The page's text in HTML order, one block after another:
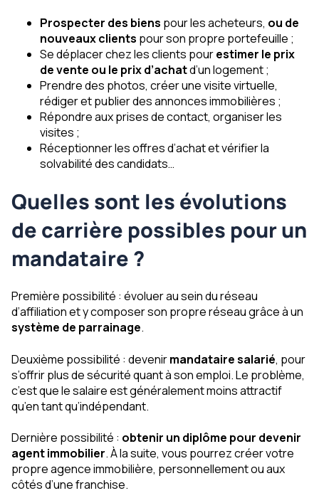
Prospecter des biens pour les acheteurs, ou de
nouveaux clients pour son propre portefeuille ;
Se déplacer chez les clients pourestimer le prix
de vente ou le prix d’achatd’un logement ;
Prendre des photos, créer une visite virtuelle,
rédiger et publier des annonces immobilières ;
Répondre aux prises de contact, organiser les
visites ;
Réceptionner les offres d’achat et vérifier la
solvabilité des candidats…
Quelles sont les évolutions
de carrière possibles pour un
mandataire ?
Première possibilité : évoluer au sein du réseau
d’affiliation et y composer son propre réseau grâce à un
système de parrainage.
Deuxième possibilité : devenirmandataire salarié, pour
s’offrir plus de sécurité quant à son emploi. Le problème,
c’est que le salaire est généralement moins attractif
qu’en tant qu’indépendant.
Dernière possibilité : obtenir un diplôme pour devenir
agent immobilier. À la suite, vous pourrez créer votre
propre agence immobilière, personnellement ou aux
côtés d’une franchise.